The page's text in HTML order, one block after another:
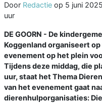
Door Redactie op 5 juni
uur
DE GOORN - De
Koggenland organiseert
evenement op het plein
Tijdens deze middag, die
uur, staat het Thema
van het evenement gaat
dierenhulporganisaties: